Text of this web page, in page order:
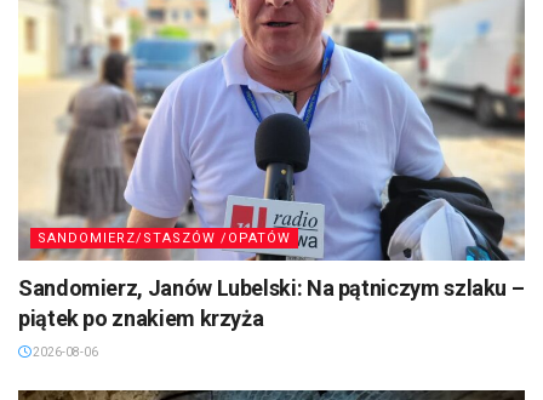
SANDOMIERZ/STASZÓW /OPATÓW
Sandomierz, Janów Lubelski: Na pątniczym szlaku –
piątek po znakiem krzyża
2026-08-06